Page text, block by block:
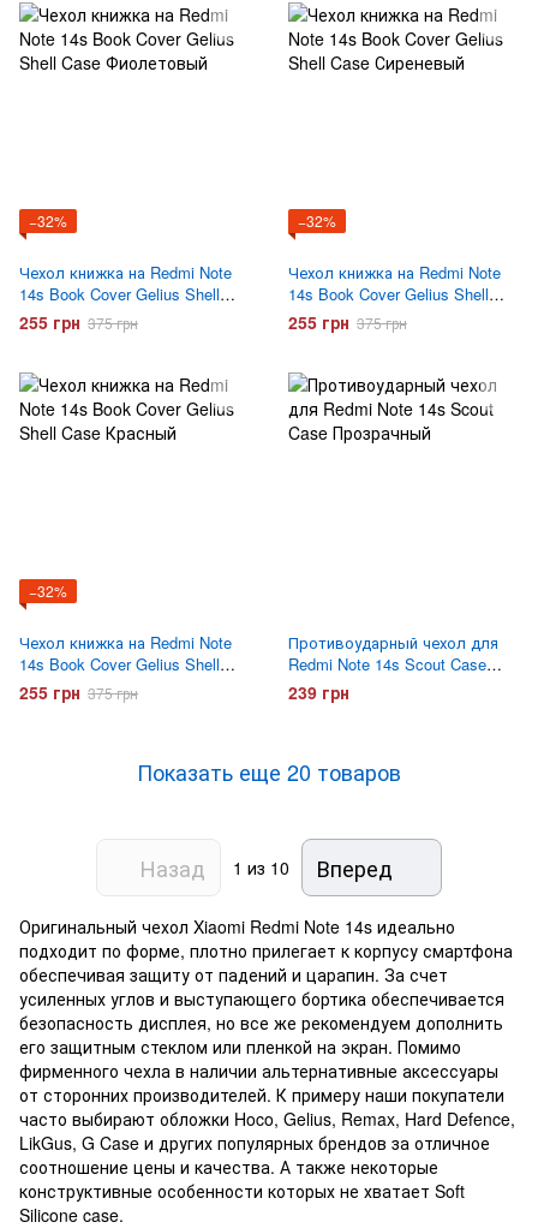
−32%
Чехол книжка на Redmi Note
14s Book Cover Gelius Shell
Case Фиолетовый
255 грн 375 грн
−32%
Чехол книжка на Redmi Note
14s Book Cover Gelius Shell
Case Сиреневый
255 грн 375 грн
−32%
Чехол книжка на Redmi Note
14s Book Cover Gelius Shell
Case Красный
255 грн 375 грн
Противоударный чехол для
Redmi Note 14s Scout Case
Прозрачный
239 грн
Показать еще 20 товаров
Назад 1 из 10 Вперед
Оригинальный чехол Xiaomi Redmi Note 14s идеально
подходит по форме, плотно прилегает к корпусу смартфона
обеспечивая защиту от падений и царапин. За счет
усиленных углов и выступающего бортика обеспечивается
безопасность дисплея, но все же рекомендуем дополнить
его защитным стеклом или пленкой на экран. Помимо
фирменного чехла в наличии альтернативные аксессуары
от сторонних производителей. К примеру наши покупатели
часто выбирают обложки Hoco, Gelius, Remax, Hard Defence,
LikGus, G Case и других популярных брендов за отличное
соотношение цены и качества. А также некоторые
конструктивные особенности которых не хватает Soft
Silicone case.